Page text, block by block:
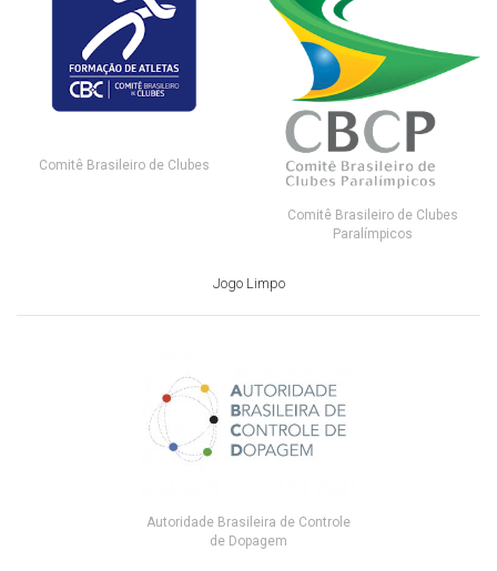
Comitê Brasileiro de Clubes
Comitê Brasileiro de Clubes
Paralímpicos
Jogo Limpo
Autoridade Brasileira de Controle
de Dopagem